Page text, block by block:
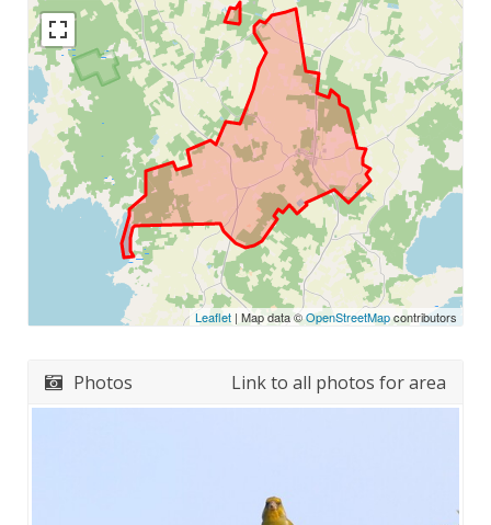
Leaflet | Map data ©OpenStreetMapcontributors
Photos Link to all photos for area